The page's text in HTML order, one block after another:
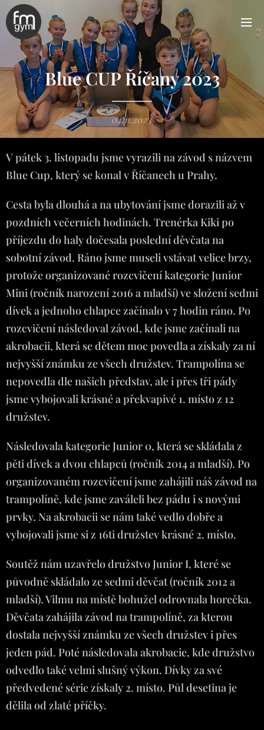
Blue CUP Říčany 2023
04.11.2023
V pátek 3. listopadu jsme vyrazili na závod s názvem
Blue Cup, který se konal v Říčanech u Prahy.
Cesta byla dlouhá a na ubytování jsme dorazili až v
pozdních večerních hodinách. Trenérka Kiki po
příjezdu do haly dočesala poslední děvčata na
sobotní závod. Ráno jsme museli vstávat velice brzy,
protože organizované rozcvičení kategorie Junior
Mini (ročník narození 2016 a mladší) ve složení sedmi
dívek a jednoho chlapce začínalo v 7 hodin ráno. Po
rozcvičení následoval závod, kde jsme začínali na
akrobacii, která se dětem moc povedla a získaly za ní
nejvyšší známku ze všech družstev. Trampolína se
nepovedla dle našich představ, ale i přes tři pády
jsme vybojovali krásné a překvapivé 1. místo z 12
družstev.
Následovala kategorie Junior 0, která se skládala z
pěti dívek a dvou chlapců (ročník 2014 a mladší). Po
organizovaném rozcvičení jsme zahájili náš závod na
trampolíně, kde jsme zaváleli bez pádu i s novými
prvky. Na akrobacii se nám také vedlo dobře a
vybojovali jsme si z 16ti družstev krásné 2. místo.
Soutěž nám uzavřelo družstvo Junior I, které se
původně skládalo ze sedmi děvčat (ročník 2012 a
mladší). Vilmu na místě bohužel odrovnala horečka.
Děvčata zahájila závod na trampolíně, za kterou
dostala nejvyšší známku ze všech družstev i přes
jeden pád. Poté následovala akrobacie, kde družstvo
odvedlo také velmi slušný výkon. Dívky za své
předvedené série získaly 2. místo. Půl desetina je
dělila od zlaté příčky.